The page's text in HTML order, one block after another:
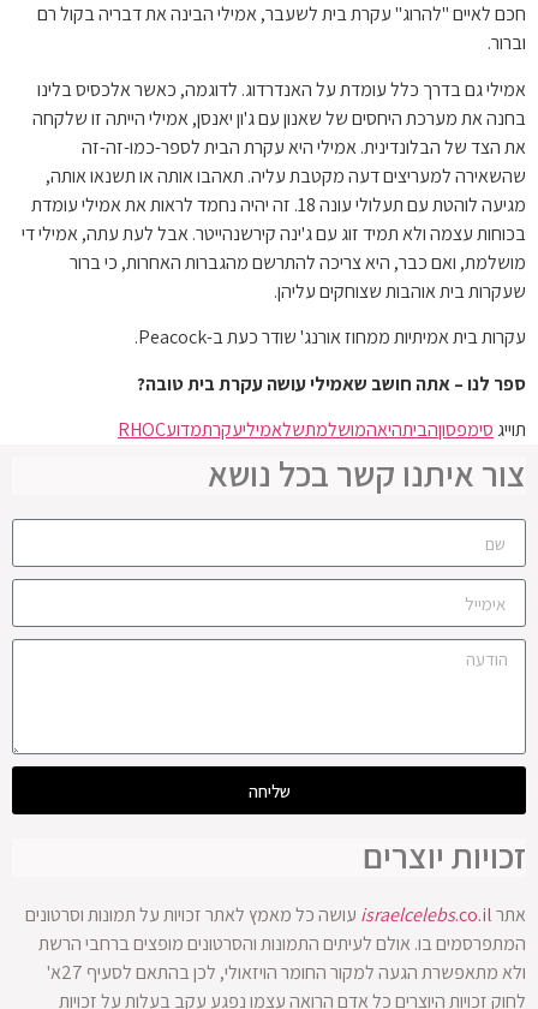
חכם לאיים "להרוג" עקרת בית לשעבר, אמילי הבינה את דבריה בקול רם
וברור.
אמילי גם בדרך כלל עומדת על האנדרדוג. לדוגמה, כאשר אלכסיס בלינו
בחנה את מערכת היחסים של שאנון עם ג'ון יאנסן, אמילי הייתה זו שלקחה
את הצד של הבלונדינית. אמילי היא עקרת הבית לספר-כמו-זה-זה
שהשאירה למעריצים דעה מקטבת עליה. תאהבו אותה או תשנאו אותה,
מגיעה לוהטת עם תעלולי עונה 18. זה יהיה נחמד לראות את אמילי עומדת
בכוחות עצמה ולא תמיד זוג עם ג'ינה קירשנהייטר. אבל לעת עתה, אמילי די
מושלמת, ואם כבר, היא צריכה להתרשם מהגברות האחרות, כי ברור
שעקרות בית אוהבות שצוחקים עליהן.
עקרות בית אמיתיות ממחוז אורנג' שודר כעת ב-Peacock.
ספר לנו – אתה חושב שאמילי עושה עקרת בית טובה?
תוייג סימפסוןהביתהיאהמושלמתשלאמיליעקרתמדועRHOC
צור איתנו קשר בכל נושא
שליחה
זכויות יוצרים
אתר israelcelebs.co.il
עושה כל מאמץ לאתר זכויות על תמונות וסרטונים
המתפרסמים בו. אולם לעיתים התמונות והסרטונים מופצים ברחבי הרשת
ולא מתאפשרת הגעה למקור החומר הויזאולי, לכן בהתאם לסעיף 27א'
לחוק זכויות היוצרים כל אדם הרואה עצמו נפגע עקב בעלות על זכויות